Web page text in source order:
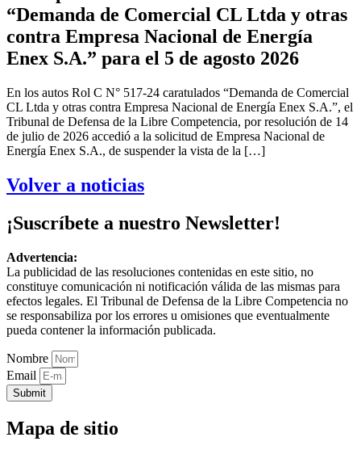
“Demanda de Comercial CL Ltda y otras
contra Empresa Nacional de Energía
Enex S.A.” para el 5 de agosto 2026
En los autos Rol C N° 517-24 caratulados “Demanda de Comercial
CL Ltda y otras contra Empresa Nacional de Energía Enex S.A.”, el
Tribunal de Defensa de la Libre Competencia, por resolución de 14
de julio de 2026 accedió a la solicitud de Empresa Nacional de
Energía Enex S.A., de suspender la vista de la […]
Volver a noticias
¡Suscríbete a nuestro Newsletter!
Advertencia:
La publicidad de las resoluciones contenidas en este sitio, no
constituye comunicación ni notificación válida de las mismas para
efectos legales. El Tribunal de Defensa de la Libre Competencia no
se responsabiliza por los errores u omisiones que eventualmente
pueda contener la información publicada.
Nombre
Email
Submit
Mapa de sitio